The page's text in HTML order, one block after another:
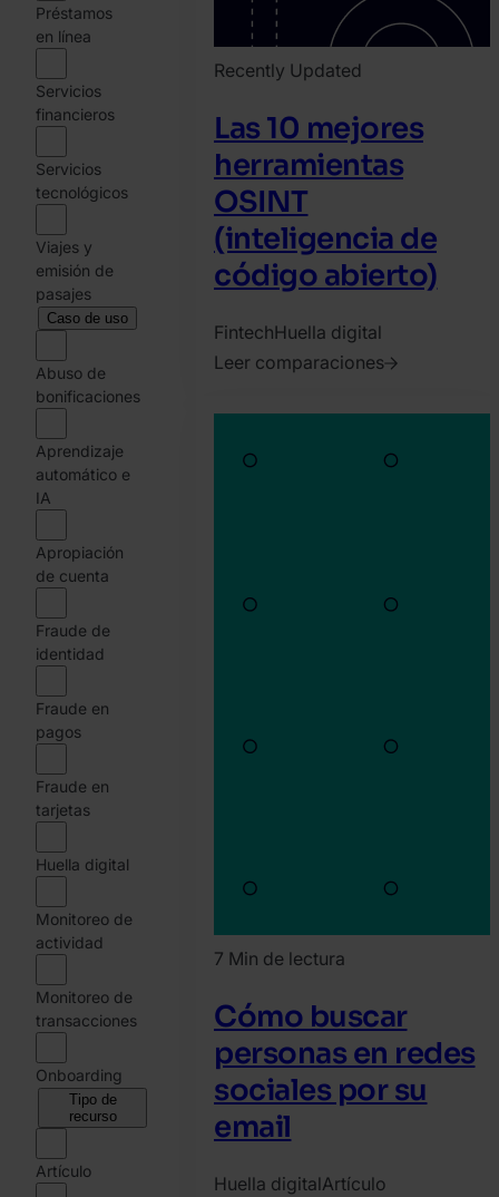
Préstamos
en línea
Servicios
financieros
Servicios
tecnológicos
Viajes y
emisión de
pasajes
Caso de uso
Abuso de
bonificaciones
Aprendizaje
automático e
IA
Apropiación
de cuenta
Fraude de
identidad
Fraude en
pagos
Fraude en
tarjetas
Huella digital
Monitoreo de
actividad
Monitoreo de
transacciones
Onboarding
Tipo de
recurso
Artículo
Recently Updated
Las 10 mejores
herramientas
OSINT
(inteligencia de
código abierto)
FintechHuella digital
Leer comparaciones
7 Min de lectura
Cómo buscar
personas en redes
sociales por su
email
Huella digitalArtículo